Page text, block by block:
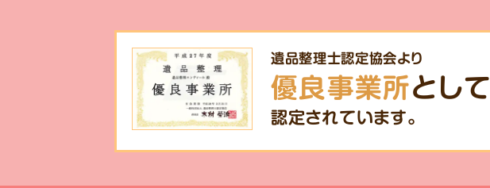
遺品整理士認定協会より
優良事業所として
認定されています。